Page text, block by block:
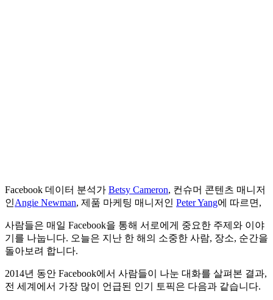
Facebook 데이터 분석가 Betsy Cameron, 컨슈머 콘텐츠 매니저
인Angie Newman, 제품 마케팅 매니저인 Peter Yang에 따르면,
사람들은 매일 Facebook을 통해 서로에게 중요한 주제와 이야
기를 나눕니다. 오늘은 지난 한 해의 소중한 사람, 장소, 순간을
돌아보려 합니다.
2014년 동안 Facebook에서 사람들이 나눈 대화를 살펴본 결과,
전 세계에서 가장 많이 언급된 인기 토픽은 다음과 같습니다.